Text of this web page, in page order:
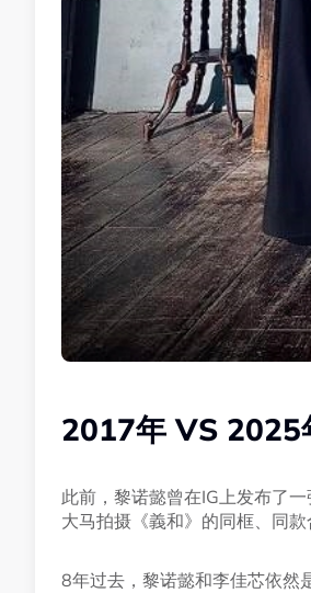
2017年 VS 2025
此前，黎诺懿曾在IG上发布了
大马拍摄《義和》的同框、同款
8年过去，黎诺懿和李佳芯依然